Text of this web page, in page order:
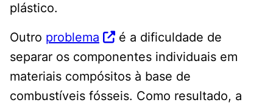
plástico.
Outro problema
é a dificuldade de
separar os componentes individuais em
materiais compósitos à base de
combustíveis fósseis. Como resultado, a